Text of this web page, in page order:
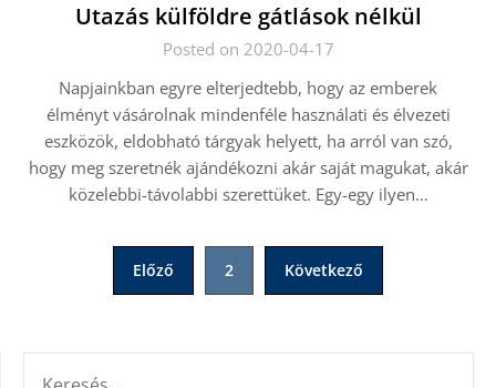
Utazás külföldre gátlások nélkül
Posted on 2020-04-17
Napjainkban egyre elterjedtebb, hogy az emberek
élményt vásárolnak mindenféle használati és élvezeti
eszközök, eldobható tárgyak helyett, ha arról van szó,
hogy meg szeretnék ajándékozni akár saját magukat, akár
közelebbi-távolabbi szerettüket. Egy-egy ilyen…
BejegyzésekElőző 2 Következő